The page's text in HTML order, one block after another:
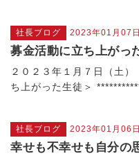
社長ブログ 2023年01月07日
募金活動に立ち上がっ
２０２３年１月７日（土
ち上がった生徒＞
社長ブログ 2023年01月06日
幸せも不幸せも自分の